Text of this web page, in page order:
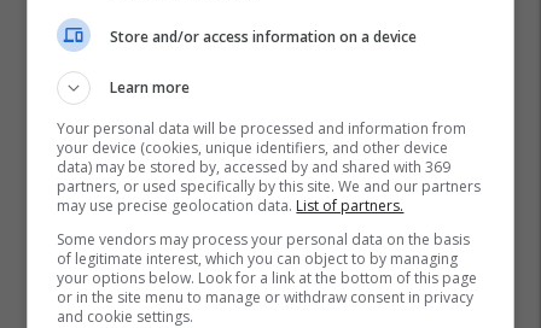
Store and/or access information on a device
Learn more
Your personal data will be processed and information from
your device (cookies, unique identifiers, and other device
data) may be stored by, accessed by and shared with 369
partners, or used specifically by this site. We and our partners
may use precise geolocation data. List of partners.
Some vendors may process your personal data on the basis
of legitimate interest, which you can object to by managing
your options below. Look for a link at the bottom of this page
or in the site menu to manage or withdraw consent in privacy
and cookie settings.